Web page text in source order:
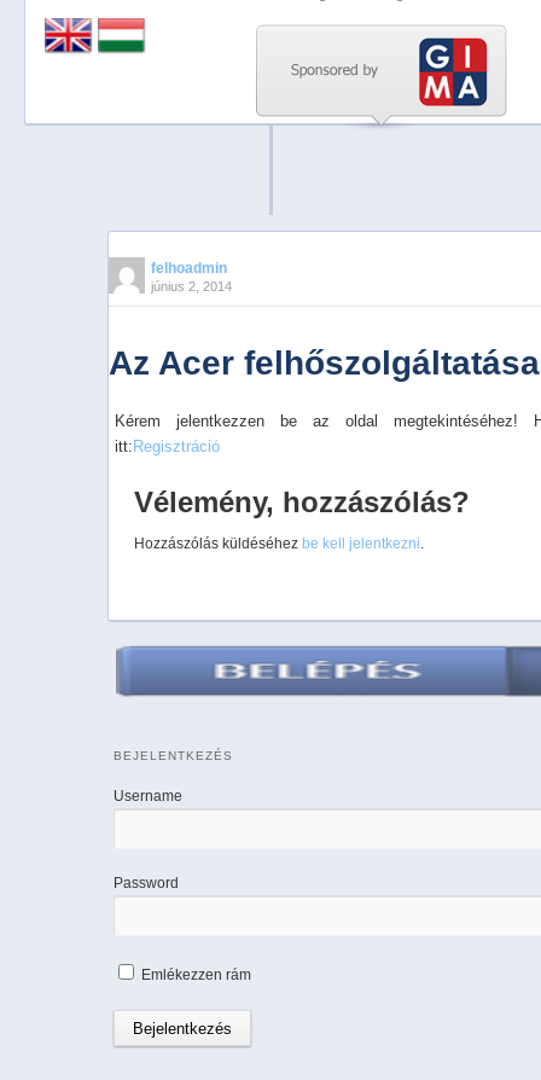
felhoadmin
június 2, 2014
Az Acer felhőszolgáltatása
Kérem jelentkezzen be az oldal megtekintéséhez!
itt: Regisztráció
Vélemény, hozzászólás?
Hozzászólás küldéséhez be kell jelentkezni.
BEJELENTKEZÉS
Username
Password
Emlékezzen rám